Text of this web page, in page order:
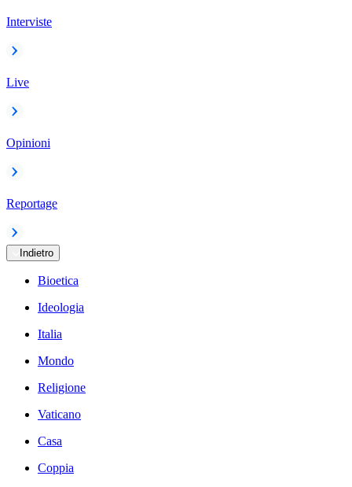
Interviste
Live
Opinioni
Reportage
Indietro
Bioetica
Ideologia
Italia
Mondo
Religione
Vaticano
Casa
Coppia